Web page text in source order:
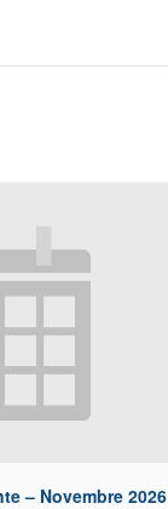
– Novembre 2026